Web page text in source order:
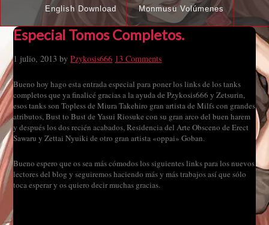
English Download Monmusu Volúmenes
Especial Tomos Completos.
1 julio, 2013 byPzykosis666 13 Comments
Bueno hoy hago esta entrada especial para poner los links de los tanks
completos que ya finalicé gracias a la ayuda de Pzykosis666 y Zetsurin,
esos tanks son Topless de Miura Takehiro gran artista de Milfs con grandes
atributos, Bust to Bust de Yasui Riosuke con su gran arco del buen harem
y después los dos recién acabados, Residencia del Arte Obsceno de Erect
Sawaru y Zettai Nyuiki de otro gran artista «oppai» Goban.
Bueno espero que os sea más cómodos los siguientes links para los nuevos
lectores del blog y seguiremos haciendo más y más trabajos así que sólo
toca esperar y os quiero decir muchas gracias.